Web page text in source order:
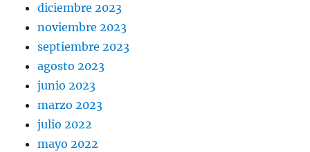
diciembre 2023
noviembre 2023
septiembre 2023
agosto 2023
junio 2023
marzo 2023
julio 2022
mayo 2022